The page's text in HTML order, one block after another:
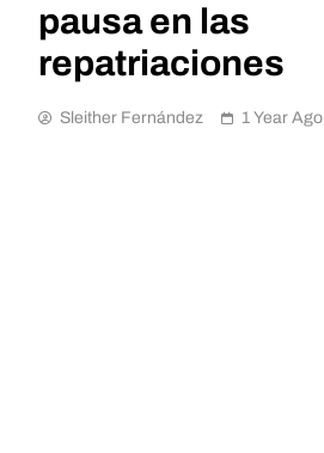
pausa en las
repatriaciones
Sleither Fernández 1 Year Ago